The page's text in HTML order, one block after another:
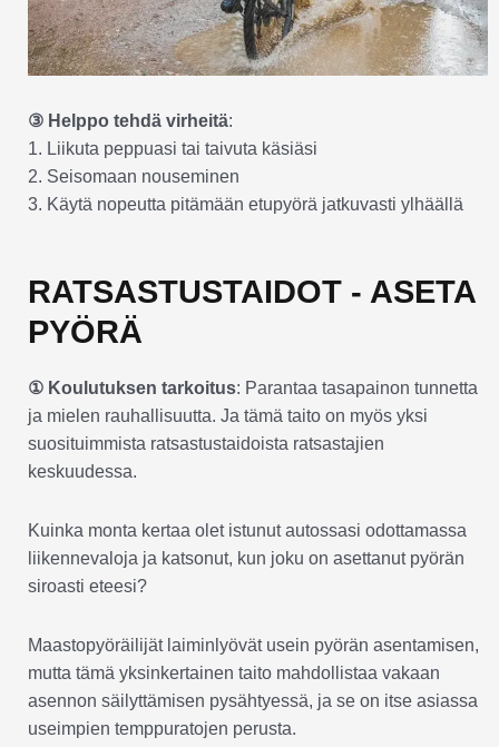
③ Helppo tehdä virheitä:
1. Liikuta peppuasi tai taivuta käsiäsi
2. Seisomaan nouseminen
3. Käytä nopeutta pitämään etupyörä jatkuvasti ylhäällä
RATSASTUSTAIDOT - ASETA
PYÖRÄ
① Koulutuksen tarkoitus: Parantaa tasapainon tunnetta
ja mielen rauhallisuutta. Ja tämä taito on myös yksi
suosituimmista ratsastustaidoista ratsastajien
keskuudessa.
Kuinka monta kertaa olet istunut autossasi odottamassa
liikennevaloja ja katsonut, kun joku on asettanut pyörän
siroasti eteesi?
Maastopyöräilijät laiminlyövät usein pyörän asentamisen,
mutta tämä yksinkertainen taito mahdollistaa vakaan
asennon säilyttämisen pysähtyessä, ja se on itse asiassa
useimpien temppuratojen perusta.